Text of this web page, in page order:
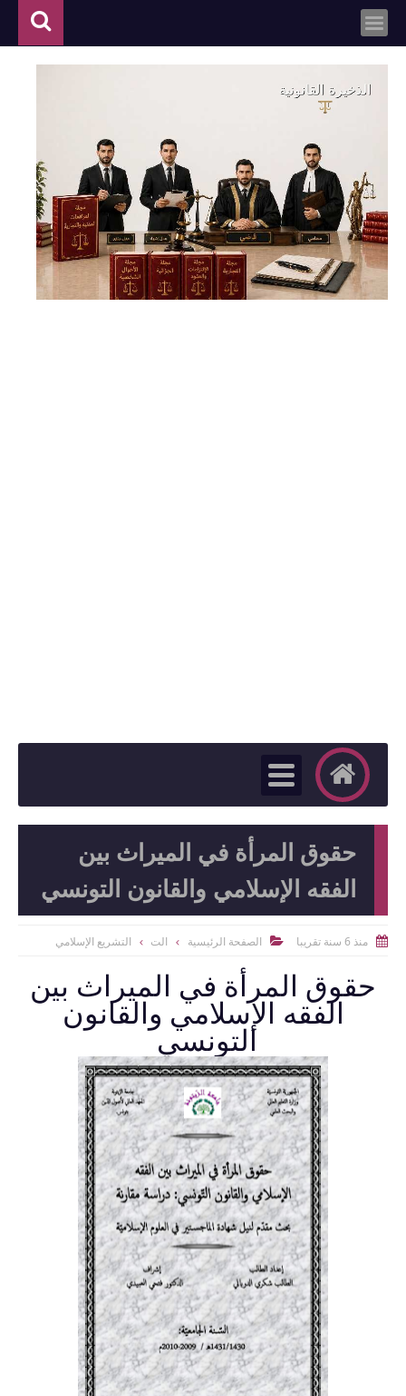
حقوق المرأة في الميراث بين
الفقه الإسلامي والقانون التونسي
 منذ 6 سنة تقريبا  الصفحة الرئيسية الت التشريع الإسلامي
حقوق المرأة في الميراث بين
الفقه الإسلامي والقانون
التونسي